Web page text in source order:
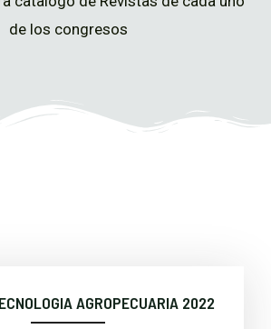
de los congresos
AGROPECUARIA 2022